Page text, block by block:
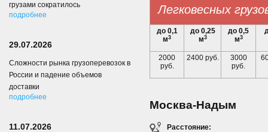
Легковесных
до 0,1
м3
до 0,25
м3
до 0,5
м3
2000
руб.
2400 руб.
3000
руб.
Москва-Надым
Расстояние:
грузами сократилось
подробнее
29.07.2026
Сложности рынка грузоперевозок в
России и падение объемов
доставки
подробнее
11.07.2026